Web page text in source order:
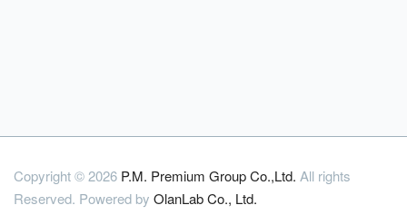
Copyright © 2026 P.M. Premium Group Co.,Ltd. All rights
Reserved. Powered by OlanLab Co., Ltd.